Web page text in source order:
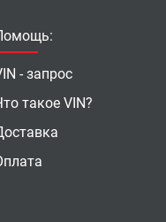
- запрос
такое VIN?